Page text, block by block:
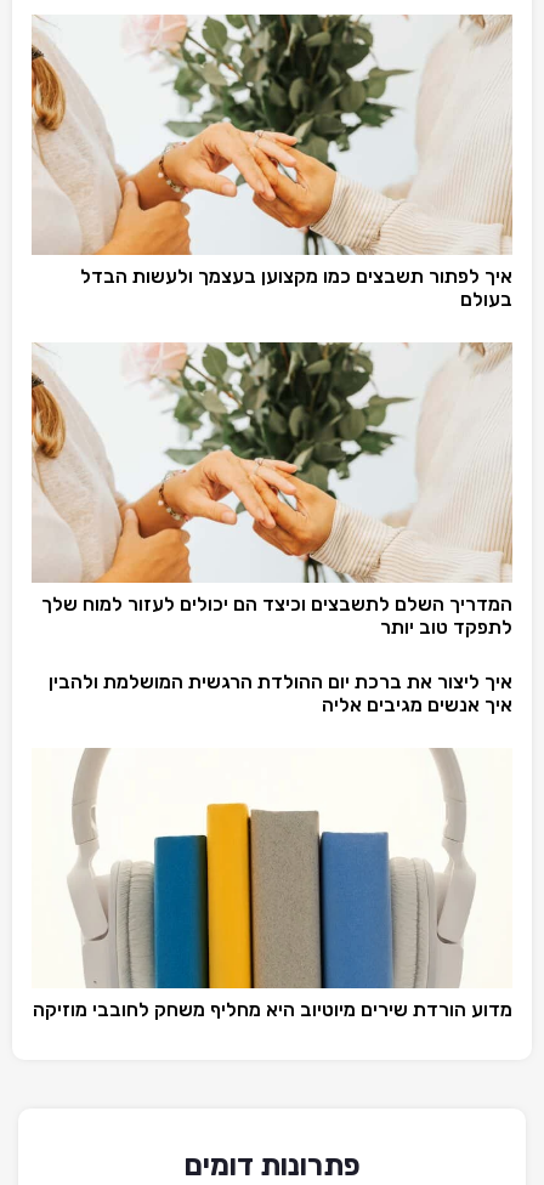
איך לפתור תשבצים כמו מקצוען בעצמך ולעשות הבדל
בעולם
המדריך השלם לתשבצים וכיצד הם יכולים לעזור למוח שלך
לתפקד טוב יותר
איך ליצור את ברכת יום ההולדת הרגשית המושלמת ולהבין
איך אנשים מגיבים אליה
מדוע הורדת שירים מיוטיוב היא מחליף משחק לחובבי מוזיקה
פתרונות דומים